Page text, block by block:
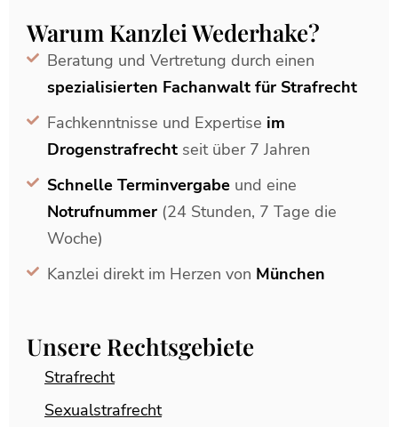
Warum Kanzlei Wederhake?
Beratung und Vertretung durch einen
spezialisierten Fachanwalt für Strafrecht
Fachkenntnisse und Expertise im
Drogenstrafrechtseit über 7 Jahren
Schnelle Terminvergabeund eine
Notrufnummer(24 Stunden, 7 Tage die
Woche)
Kanzlei direkt im Herzen von München
Unsere Rechtsgebiete
Strafrecht
Sexualstrafrecht